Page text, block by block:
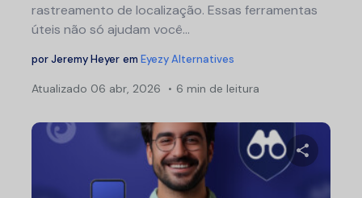
rastreamento de localização. Essas ferramentas
úteis não só ajudam você...
porJeremy Heyer em Eyezy Alternatives
Atualizado 06 abr, 2026 6 min de leitura